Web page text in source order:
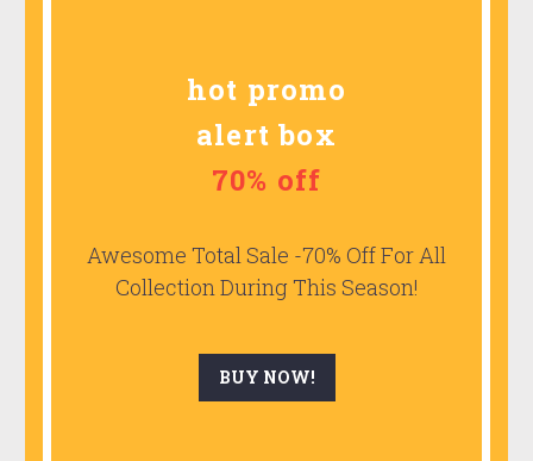
hot promo
alert box
70% off
Awesome Total Sale -70% Off For All
Collection During This Season!
BUY NOW!